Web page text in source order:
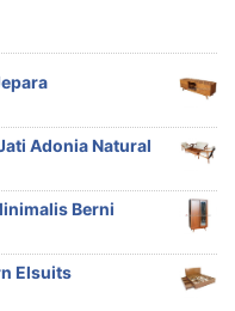
Adonia Natural
Berni
Elsuits